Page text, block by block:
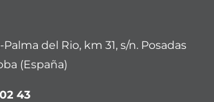
del Rio, km 31, s/n. Posadas
(España)
43